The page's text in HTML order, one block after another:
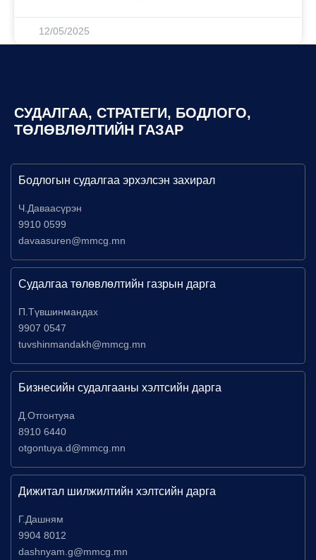
12/05/2025
СУДАЛГАА, СТРАТЕГИ, БОДЛОГО,
ТӨЛӨВЛӨЛТИЙН ГАЗАР
Бодлогын судалгаа эрхэлсэн захирал
Ч.Даваасүрэн
9910 0599
davaasuren@mmcg.mn
Судалгаа төлөвлөлтийн газрын дарга
П.Түвшинмандах
9907 0547
tuvshinmandakh@mmcg.mn
Бизнесийн судалгааны хэлтсийн дарга
Д.Отгонтуяа
8910 6440
otgontuya.d@mmcg.mn
Дижитал шилжилтийн хэлтсийн дарга
Г.Дашням
9904 8012
dashnyam.g@mmcg.mn